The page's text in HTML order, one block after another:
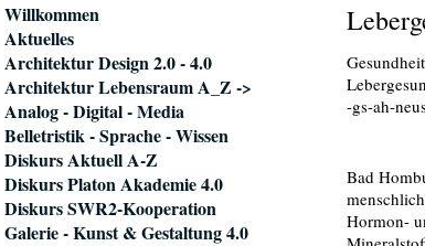
-gs-ah-
Bad
Hormon-
Navigation
überspringen
Willkommen
Aktuelles
Architektur Design 2.0 - 4.0
Architektur Lebensraum A_Z ->
Analog - Digital - Media
Belletristik - Sprache - Wissen
Diskurs Aktuell A-Z
Diskurs Platon Akademie 4.0
Diskurs SWR2-Kooperation
Galerie - Kunst & Gestaltung 4.0